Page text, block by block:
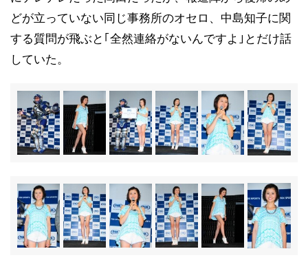
どが立っていない同じ事務所のオセロ、中島知子に関
する質問が飛ぶと｢全然連絡がないんですよ｣とだけ話
していた。